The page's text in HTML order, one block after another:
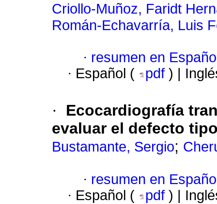
Criollo-Muñoz, Faridt
Román-Echavarría, Luis
· resumen en
· Español ( pdf ) |
·
Ecocardiografía
evaluar el defecto
Bustamante, Sergio;
· resumen en
· Español ( pdf ) |